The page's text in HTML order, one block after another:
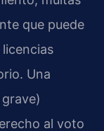
que puede
Una
al voto